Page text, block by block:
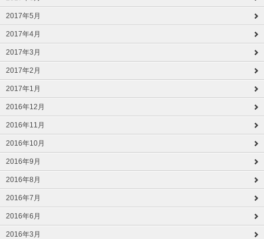
2017年5月
2017年4月
2017年3月
2017年2月
2017年1月
2016年12月
2016年11月
2016年10月
2016年9月
2016年8月
2016年7月
2016年6月
2016年3月